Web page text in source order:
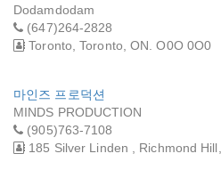
Dodamdodam
(647)264-2828
Toronto, Toronto, ON. O0O 0O0
마인즈 프로덕션
MINDS PRODUCTION
(905)763-7108
185 Silver Linden , Richmond